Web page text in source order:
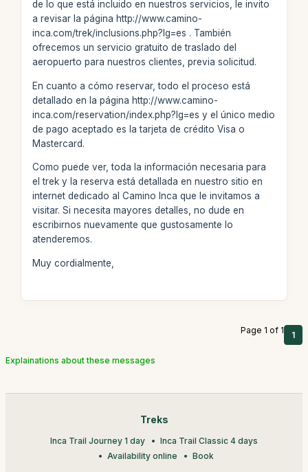
de lo que está incluido en nuestros servicios, le invito
a revisar la página http://www.camino-
inca.com/trek/inclusions.php?lg=es . También
ofrecemos un servicio gratuito de traslado del
aeropuerto para nuestros clientes, previa solicitud.
En cuanto a cómo reservar, todo el proceso está
detallado en la página http://www.camino-
inca.com/reservation/index.php?lg=es y el único medio
de pago aceptado es la tarjeta de crédito Visa o
Mastercard.
Como puede ver, toda la información necesaria para
el trek y la reserva está detallada en nuestro sitio en
internet dedicado al Camino Inca que le invitamos a
visitar. Si necesita mayores detalles, no dude en
escribirnos nuevamente que gustosamente lo
atenderemos.
Muy cordialmente,
Page 1 of 1 1
Explainations about these messages
Treks
Inca Trail Journey 1 day
Inca Trail Classic 4 days
Availability online
Book